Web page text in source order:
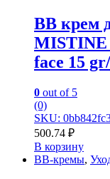
BB крем
MISTINE
face 15 gr/
0 out of 5
(0)
SKU:
500.74 ₽
В корзину
BB-кремы,